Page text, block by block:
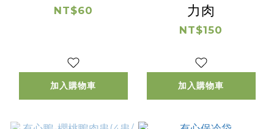
NT$60
加入購物車
力肉
NT$150
加入購物車